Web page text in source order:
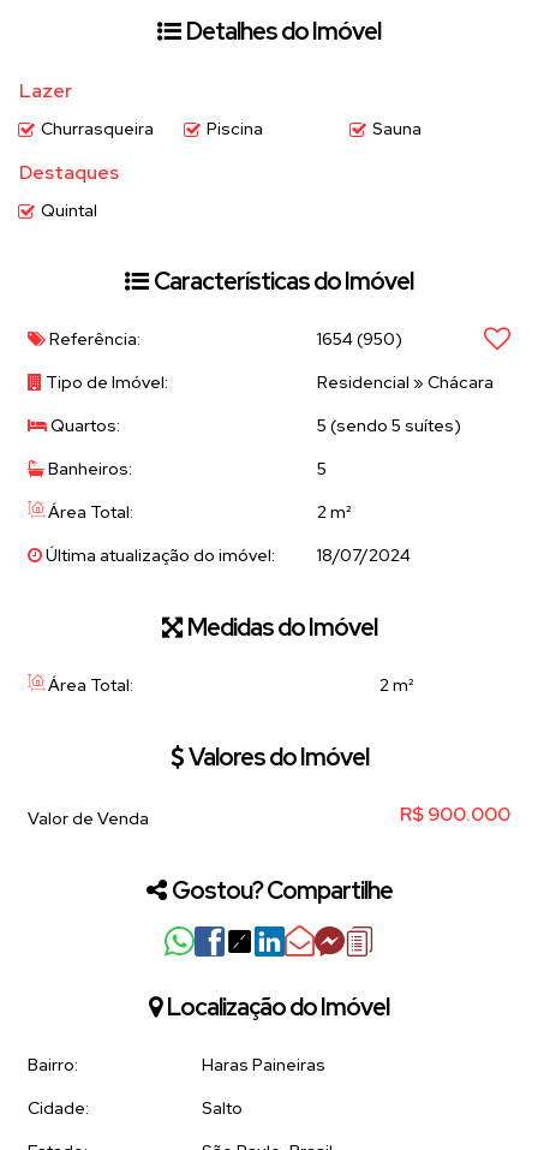
Detalhes do Imóvel
Lazer
Churrasqueira Piscina Sauna
Destaques
Quintal
Características do Imóvel
Referência: 1654(950)
Tipo de Imóvel:
Residencial » Chácara
Quartos:
5 (sendo 5 suítes)
Banheiros:
5
Área Total:
2 m²
Última atualização do imóvel:
18/07/2024
Medidas do Imóvel
Área Total: 2 m²
Valores do Imóvel
R$900.000
Valor de Venda
Gostou? Compartilhe
Localização do Imóvel
Bairro:
Haras Paineiras
Cidade:
Salto